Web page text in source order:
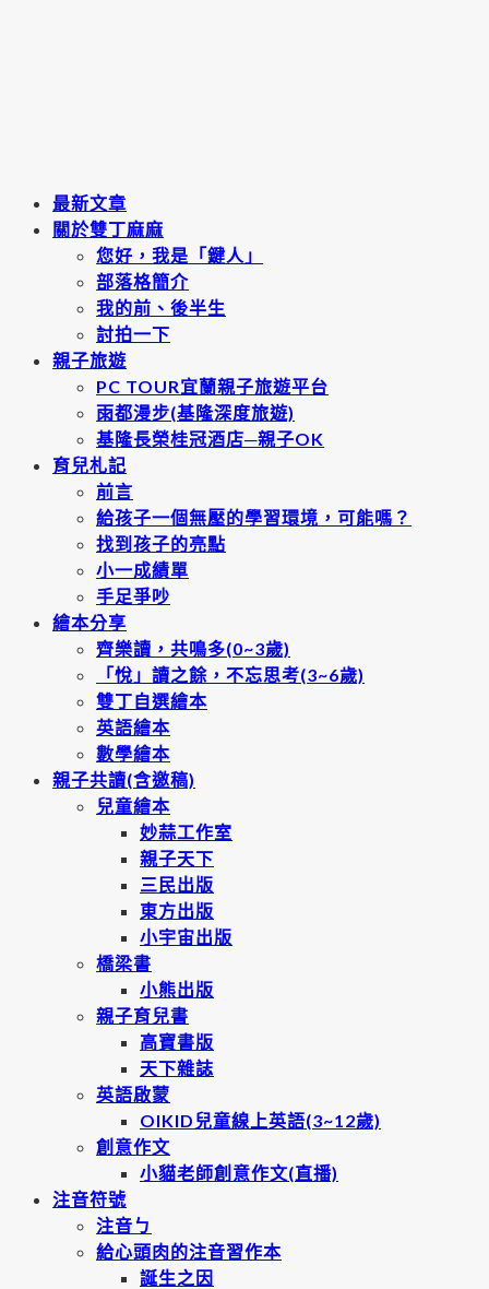
最新文章
關於雙丁麻麻
您好，我是「鍵人」
部落格簡介
我的前、後半生
討拍一下
親子旅遊
PC TOUR宜蘭親子旅遊平台
雨都漫步(基隆深度旅遊)
基隆長榮桂冠酒店─親子OK
育兒札記
前言
給孩子一個無壓的學習環境，可能嗎？
找到孩子的亮點
小一成績單
手足爭吵
繪本分享
齊樂讀，共鳴多(0~3歲)
「悅」讀之餘，不忘思考(3~6歲)
雙丁自選繪本
英語繪本
數學繪本
親子共讀(含邀稿)
兒童繪本
妙蒜工作室
親子天下
三民出版
東方出版
小宇宙出版
橋梁書
小熊出版
親子育兒書
高寶書版
天下雜誌
英語啟蒙
OIKID兒童線上英語(3~12歲)
創意作文
小貓老師創意作文(直播)
注音符號
注音ㄅ
給心頭肉的注音習作本
誕生之因